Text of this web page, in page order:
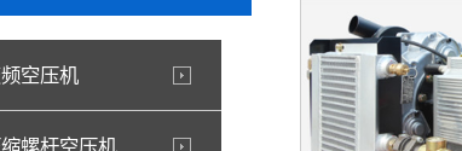
空压机
螺杆空压机